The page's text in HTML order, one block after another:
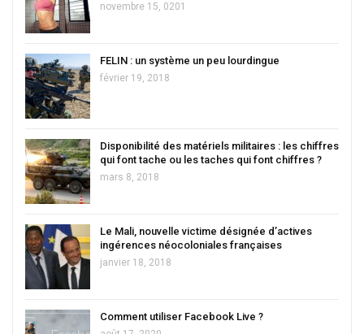
novembre 15, 0201
FELIN : un système un peu lourdingue
février 19, 2018
Disponibilité des matériels militaires : les chiffres
qui font tache ou les taches qui font chiffres ?
mars 8, 2018
Le Mali, nouvelle victime désignée d’actives
ingérences néocoloniales françaises
janvier 18, 2018
Comment utiliser Facebook Live ?